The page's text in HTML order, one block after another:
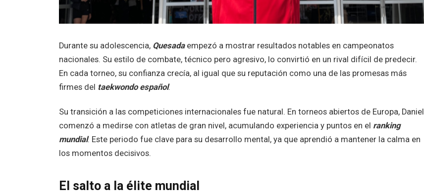
Durante su adolescencia, Quesadaempezó a mostrar resultados notables en campeonatos
nacionales. Su estilo de combate, técnico pero agresivo, lo convirtió en un rival difícil de predecir.
En cada torneo, su confianza crecía, al igual que su reputación como una de las promesas más
firmes del taekwondo español.
Su transición a las competiciones internacionales fue natural. En torneos abiertos de Europa, Daniel
comenzó a medirse con atletas de gran nivel, acumulando experiencia y puntos en el ranking
mundial. Este periodo fue clave para su desarrollo mental, ya que aprendió a mantener la calma en
los momentos decisivos.
El salto a la élite mundial